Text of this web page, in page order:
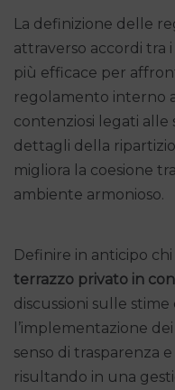
La definizione delle
attraverso accordi tra
più efficace per
regolamento interno
contenziosi legati alle
dettagli della
migliora la coesione
ambiente armonioso.
Definire in anticipo chi
terrazzo privato in
discussioni sulle
l’implementazione
senso di trasparenza
risultando in una